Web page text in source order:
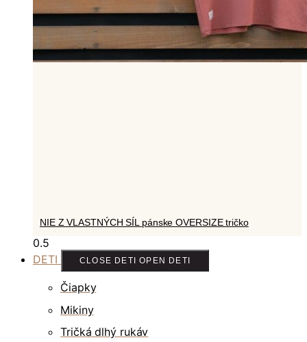
NIE Z VLASTNÝCH SÍL pánske OVERSIZE tričko
DETI CLOSE DETI OPEN DETI
Čiapky
Mikiny
Tričká dlhý rukáv